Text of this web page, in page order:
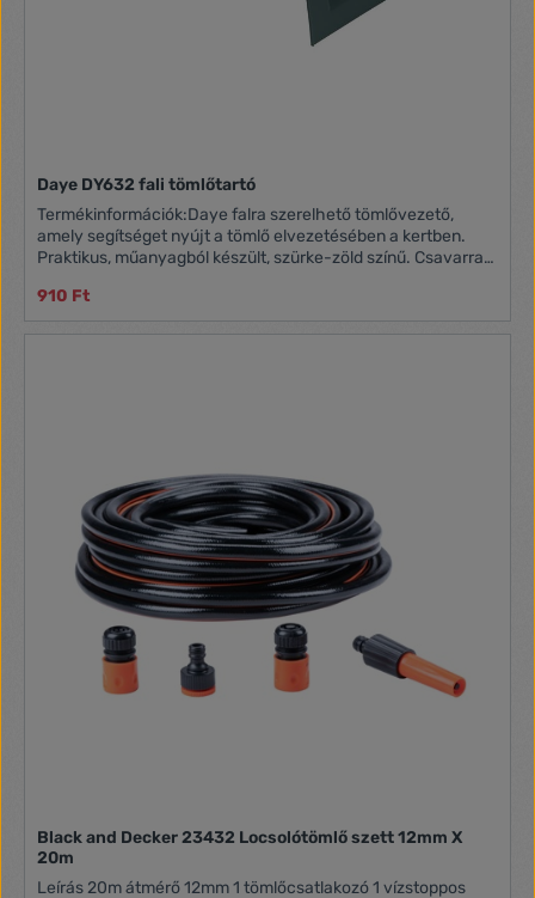
Daye DY632 fali tömlőtartó
Termékinformációk:Daye falra szerelhető tömlővezető,
amely segítséget nyújt a tömlő elvezetésében a kertben.
Praktikus, műanyagból készült, szürke-zöld színű. Csavarral
910 Ft
Black and Decker 23432 Locsolótömlő szett 12mm X
20m
Leírás 20m átmérő 12mm 1 tömlőcsatlakozó 1 vízstoppos